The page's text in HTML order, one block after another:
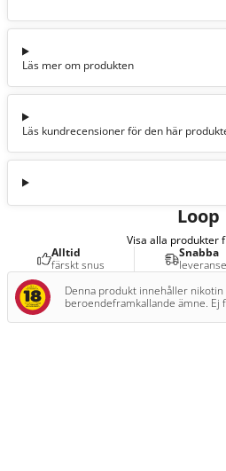
Läs mer om produkten
Läs kundrecensioner för den här
Loop
Visa alla produkter
Alltid
färskt snus
Snabba
Denna produkt innehåller
beroendeframkallande ämne.